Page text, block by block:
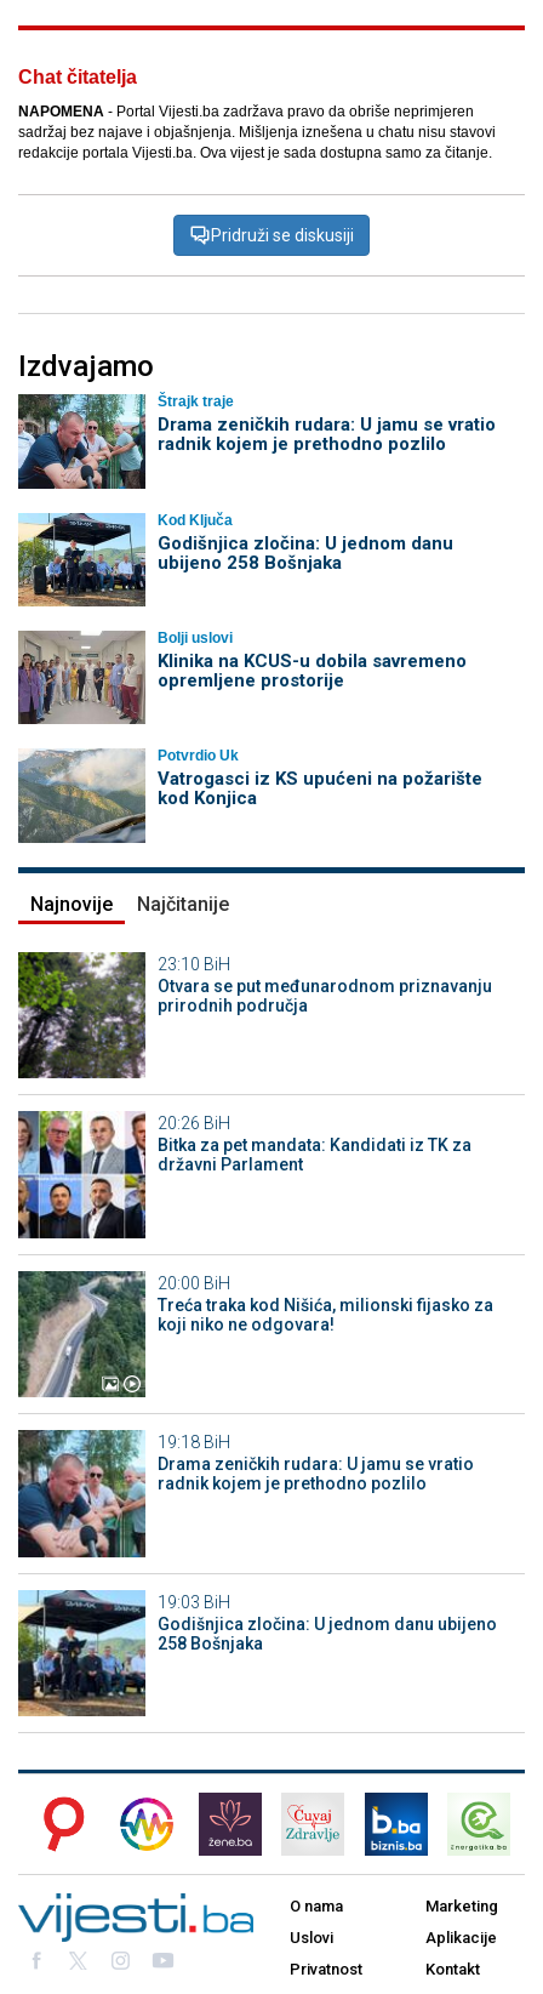
Chat čitatelja
NAPOMENA - Portal Vijesti.ba zadržava pravo da obriše neprimjeren
sadržaj bez najave i objašnjenja. Mišljenja iznešena u chatu nisu stavovi
redakcije portala Vijesti.ba. Ova vijest je sada dostupna samo za čitanje.
Pridruži se diskusiji
Izdvajamo
Štrajk traje
Drama zeničkih rudara: U jamu se vratio
radnik kojem je prethodno pozlilo
Kod Ključa
Godišnjica zločina: U jednom danu
ubijeno 258 Bošnjaka
Bolji uslovi
Klinika na KCUS-u dobila savremeno
opremljene prostorije
Potvrdio Uk
Vatrogasci iz KS upućeni na požarište
kod Konjica
Najnovije Najčitanije
23:10 BiH
Otvara se put međunarodnom priznavanju
prirodnih područja
20:26 BiH
Bitka za pet mandata: Kandidati iz TK za
državni Parlament
20:00 BiH
Treća traka kod Nišića, milionski fijasko za
koji niko ne odgovara!
19:18 BiH
Drama zeničkih rudara: U jamu se vratio
radnik kojem je prethodno pozlilo
19:03 BiH
Godišnjica zločina: U jednom danu ubijeno
258 Bošnjaka
O nama
Uslovi
Privatnost
Marketing
Aplikacije
Kontakt